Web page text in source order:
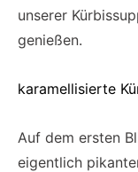
unserer
genießen.
karamellisierte
Auf dem ersten
eigentlich